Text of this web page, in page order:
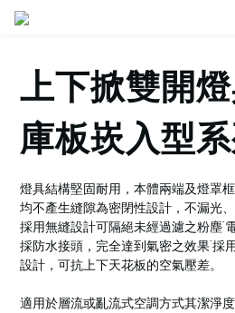
上下掀雙開
庫板崁入型
燈具結構堅固耐用，本體兩端及燈罩
均不產生縫隙為密閉性設計，不漏光、
採用無縫設計可隔絕未經過濾之粉塵˙
採防水接頭，完全達到氣密之效果˙採
設計，可抗上下天花板的空氣壓差。
適用於層流或亂流式空調方式其潔淨度